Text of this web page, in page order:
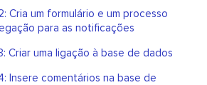
Cria um formulário e um processo
para as notificações
Criar uma ligação à base de dados
Insere comentários na base de